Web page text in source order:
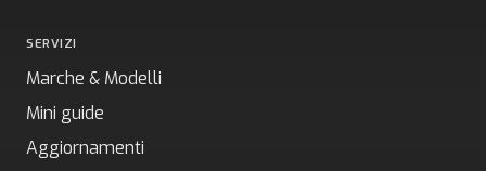
SERVIZI
Marche & Modelli
Mini guide
Aggiornamenti